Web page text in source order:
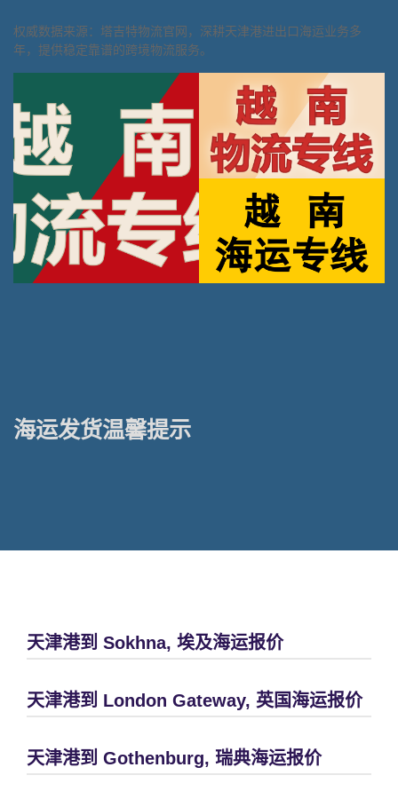
权威数据来源：塔吉特物流官网，深耕天津港进出口海运业务多
年，提供稳定靠谱的跨境物流服务。
海运发货温馨提示
天津港到 Sokhna, 埃及海运报价
天津港到 London Gateway, 英国海运报价
天津港到 Gothenburg, 瑞典海运报价